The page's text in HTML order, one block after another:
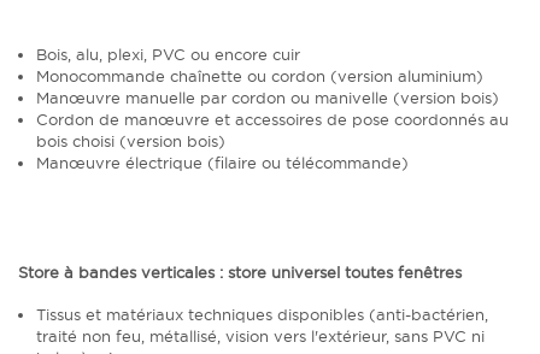
Bois, alu, plexi, PVC ou encore cuir
Monocommande chaînette ou cordon (version aluminium)
Manœuvre manuelle par cordon ou manivelle (version bois)
Cordon de manœuvre et accessoires de pose coordonnés au
bois choisi (version bois)
Manœuvre électrique (filaire ou télécommande)
Store à bandes verticales : store universel toutes fenêtres
Tissus et matériaux techniques disponibles (anti-bactérien,
traité non feu, métallisé, vision vers l'extérieur, sans PVC ni